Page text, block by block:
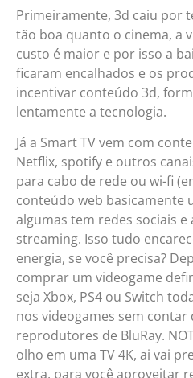
Primeiramente, 3d caiu por
tão boa quanto o cinema, a
custo é maior e por isso a
ficaram encalhados e os
incentivar conteúdo 3d,
lentamente a tecnologia.
Já a Smart TV vem com
Netflix, spotify e outros
para cabo de rede ou wi-fi
conteúdo web basicamente
algumas tem redes sociais e
streaming. Isso tudo
energia, se você precisa?
comprar um videogame
seja Xbox, PS4 ou Switch
nos videogames sem contar
reprodutores de BluRay.
olho em uma TV 4K, ai vai
extra, para você aproveitar